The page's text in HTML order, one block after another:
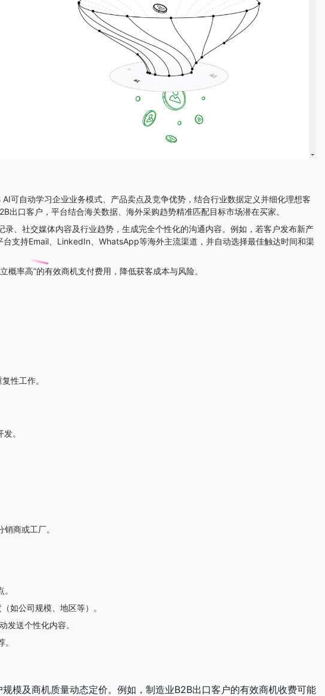
可自动学习企业业务模式、产品卖点及竞争优势，结合行业数据定义并细化理想客
口客户，平台结合海关数据、海外采购趋势精准匹配目标市场潜在买家。
、社交媒体内容及行业趋势，生成完全个性化的沟通内容。例如，若客户发布新产
支持Email、LinkedIn、WhatsApp等海外主流渠道，并自动选择最佳触达时间和渠
概率高”的有效商机支付费用，降低获客成本与风险。
性工作。
。
商或工厂。
如公司规模、地区等）。
发送个性化内容。
模及商机质量动态定价。例如，制造业B2B出口客户的有效商机收费可能